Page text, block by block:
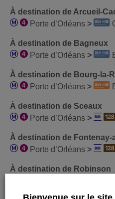
À destination de Arcueil-
Porte d’Orléans >
À destination de Bagneux
Porte d’Orléans >
À destination de Bourg-la-
Porte d’Orléans >
À destination de Sceaux
Porte d’Orléans >
À destination de Fontenay-
Porte d’Orléans >
À destination de Robinson
Robinson RER